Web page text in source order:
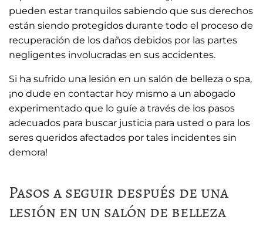
pueden estar tranquilos sabiendo que sus derechos
están siendo protegidos durante todo el proceso de
recuperación de los daños debidos por las partes
negligentes involucradas en sus accidentes.
Si ha sufrido una lesión en un salón de belleza o spa,
¡no dude en contactar hoy mismo a un abogado
experimentado que lo guíe a través de los pasos
adecuados para buscar justicia para usted o para los
seres queridos afectados por tales incidentes sin
demora!
Pasos a seguir después de una
lesión en un salón de belleza